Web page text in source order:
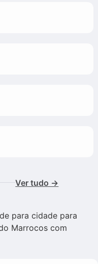
Ver tudo →
para cidade para
Marrocos com